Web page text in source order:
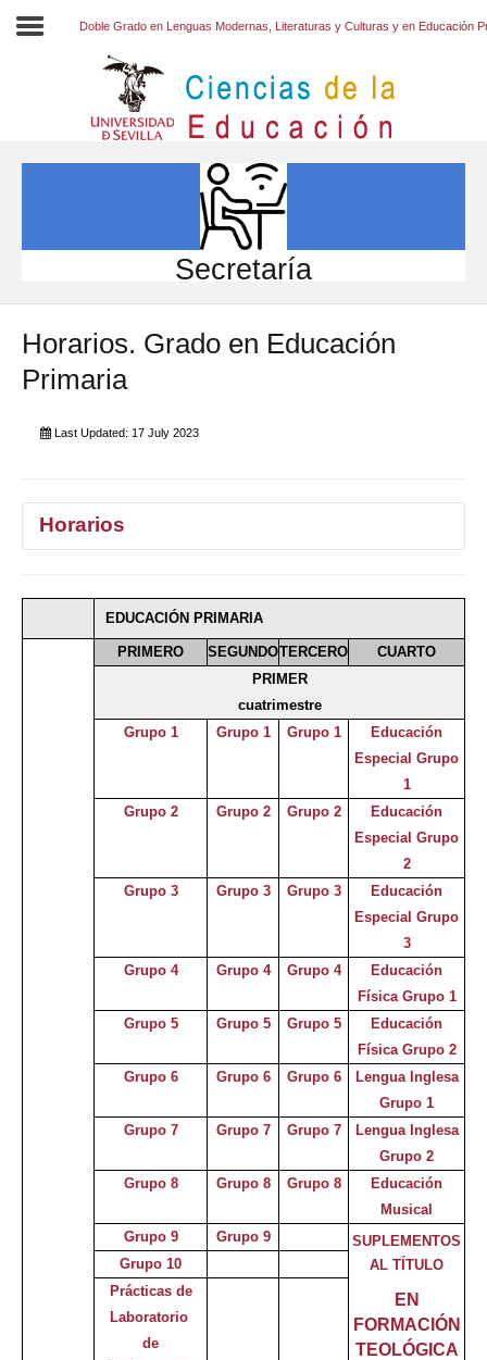
INVESTIGACIÓN
INTERNACIONAL
Directorio FCCE
Doble Grado en Lenguas Modernas, Literaturas y Culturas y en Educación
Secretaría
Horarios. Grado en Educación
Primaria
Last Updated: 17 July 2023
Horarios
Selecciona curso
EDUCACIÓN PRIMARIA
PRIMERO SEGUNDOTERCERO
CUARTO
PRIMER
cuatrimestre
Grupo 1
Grupo 1 Grupo 1
Educación
Especial Grupo
1
Grupo 2
Grupo 2 Grupo 2
Educación
Especial Grupo
2
Grupo 3
Grupo 3 Grupo 3
Educación
Especial Grupo
3
Grupo 4
Grupo 4 Grupo 4
Educación
Física Grupo 1
Grupo 5
Grupo 5 Grupo 5
Educación
Física Grupo 2
Grupo 6
Grupo 6 Grupo 6
Lengua Inglesa
Grupo 1
Grupo 7
Grupo 7 Grupo 7
Lengua Inglesa
Grupo 2
Grupo 8
Grupo 8 Grupo 8
Educación
Musical
Grupo 9
Grupo 9
SUPLEMENTOS
AL TÍTULO
EN
FORMACIÓN
TEOLÓGICA
Grupo 10
Prácticas de
Laboratorio
de